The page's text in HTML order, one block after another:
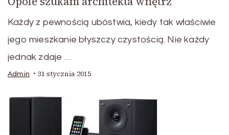
Każdy z pewnością ubóstwia, kiedy tak właściwie
jego mieszkanie błyszczy czystością. Nie każdy
jednak zdaje …
Admin 31 stycznia 2015